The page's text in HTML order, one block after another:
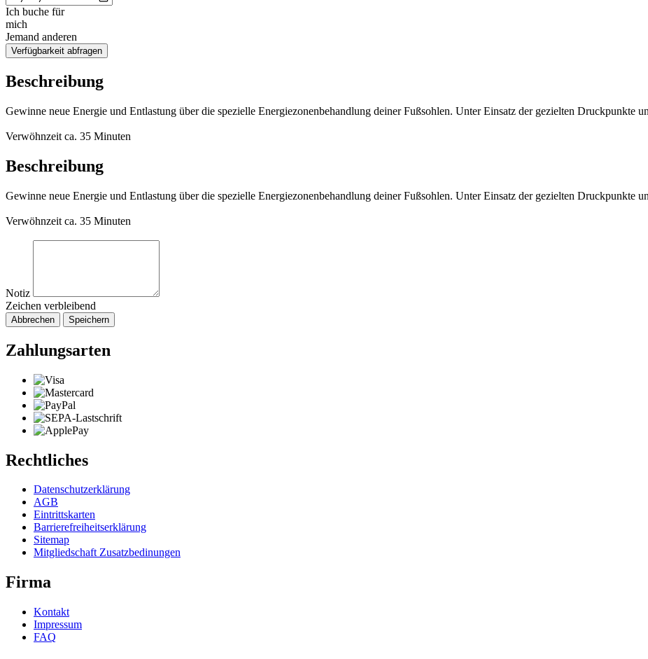
Ich buche für
mich
Jemand anderen
Verfügbarkeit abfragen
Beschreibung
Gewinne neue Energie und Entlastung über die spezielle Energiezonenbehandlung deiner Fußsohlen. Unter Einsatz der gezielten Druckpunkte
Verwöhnzeit ca. 35 Minuten
Beschreibung
Gewinne neue Energie und Entlastung über die spezielle Energiezonenbehandlung deiner Fußsohlen. Unter Einsatz der gezielten Druckpunkte
Verwöhnzeit ca. 35 Minuten
Notiz
Zeichen verbleibend
Abbrechen Speichern
Zahlungsarten
Rechtliches
Datenschutzerklärung
AGB
Eintrittskarten
Barrierefreiheitserklärung
Sitemap
Mitgliedschaft Zusatzbedinungen
Firma
Kontakt
Impressum
FAQ